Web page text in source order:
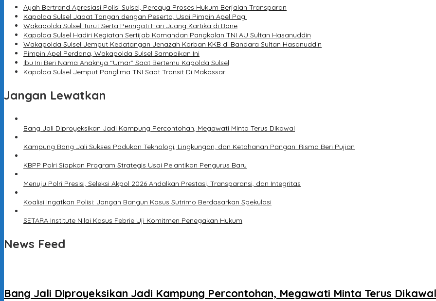
Ayah Bertrand Apresiasi Polisi Sulsel, Percaya Proses Hukum Berjalan Transparan
Kapolda Sulsel Jabat Tangan dengan Peserta, Usai Pimpin Apel Pagi
Wakapolda Sulsel Turut Serta Peringati Hari Juang Kartika di Bone
Kapolda Sulsel Hadiri Kegiatan Sertijab Komandan Pangkalan TNI AU Sultan Hasanuddin
Wakapolda Sulsel Jemput Kedatangan Jenazah Korban KKB di Bandara Sultan Hasanuddin
Pimpin Apel Perdana, Wakapolda Sulsel Sampaikan Ini
Ibu Ini Beri Nama Anaknya “Umar” Saat Bertemu Kapolda Sulsel
Kapolda Sulsel Jemput Panglima TNI Saat Transit Di Makassar
Jangan Lewatkan
Bang Jali Diproyeksikan Jadi Kampung Percontohan, Megawati Minta Terus Dikawal
Kampung Bang Jali Sukses Padukan Teknologi, Lingkungan, dan Ketahanan Pangan: Risma Beri Pujian
KBPP Polri Siapkan Program Strategis Usai Pelantikan Pengurus Baru
Menuju Polri Presisi, Seleksi Akpol 2026 Andalkan Prestasi, Transparansi, dan Integritas
Koalisi Ingatkan Polisi: Jangan Bangun Kasus Sutrimo Berdasarkan Spekulasi
SETARA Institute Nilai Kasus Febrie Uji Komitmen Penegakan Hukum
News Feed
Bang Jali Diproyeksikan Jadi Kampung Percontohan, Megawati Minta Terus Dikawal